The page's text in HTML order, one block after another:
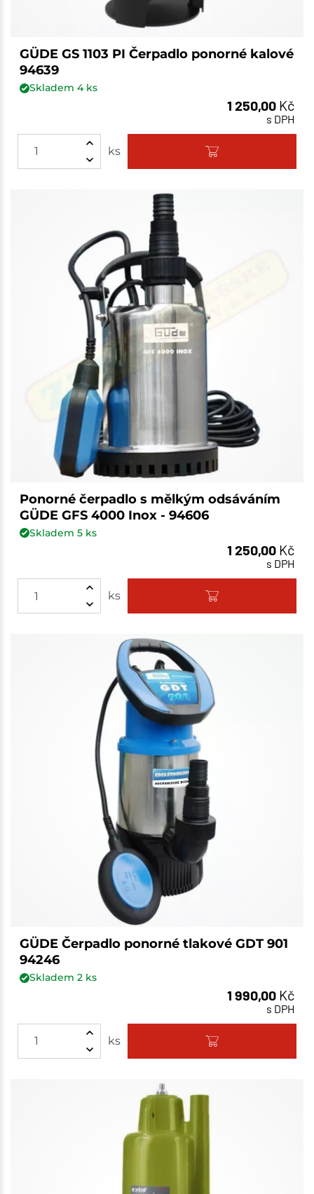
GÜDE GS 1103 PI Čerpadlo ponorné kalové
94639
Skladem 4ks
1 250,00 Kč
s DPH
ks
Ponorné čerpadlo s mělkým odsáváním
GÜDE GFS 4000 Inox - 94606
Skladem 5ks
1 250,00 Kč
s DPH
ks
GÜDE Čerpadlo ponorné tlakové GDT 901
94246
Skladem 2ks
1 990,00 Kč
s DPH
ks